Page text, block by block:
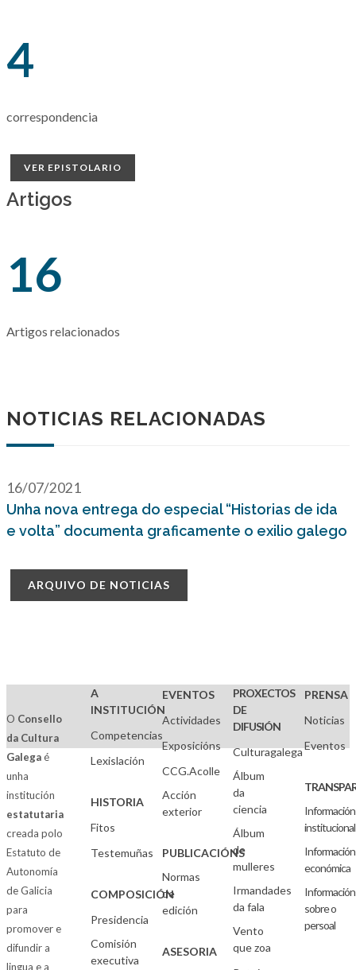
4
correspondencia
VER EPISTOLARIO
Artigos
16
Artigos relacionados
NOTICIAS RELACIONADAS
16/07/2021
Unha nova entrega do especial “Historias de ida
e volta” documenta graficamente o exilio galego
ARQUIVO DE NOTICIAS
O Consello
da Cultura
Galegaé
unha
institución
estatutaria
creada polo
Estatuto de
Autonomía
de Galicia
para
promover e
difundir a
lingua e a
A
INSTITUCIÓN
Competencias
Lexislación
HISTORIA
Fitos
Testemuñas
COMPOSICIÓN
Presidencia
Comisión
executiva
EVENTOS
Actividades
Exposicións
CCG.Acolle
Acción
exterior
PUBLICACIÓNS
Normas
de
edición
ASESORIA
PROXECTOS
DE
DIFUSIÓN
Culturagalega
Álbum
da
ciencia
Álbum
de
mulleres
Irmandades
da fala
Vento
que zoa
PRENSA
Noticias
Eventos
Información
institucional
Información
económica
Información
sobre o
persoal